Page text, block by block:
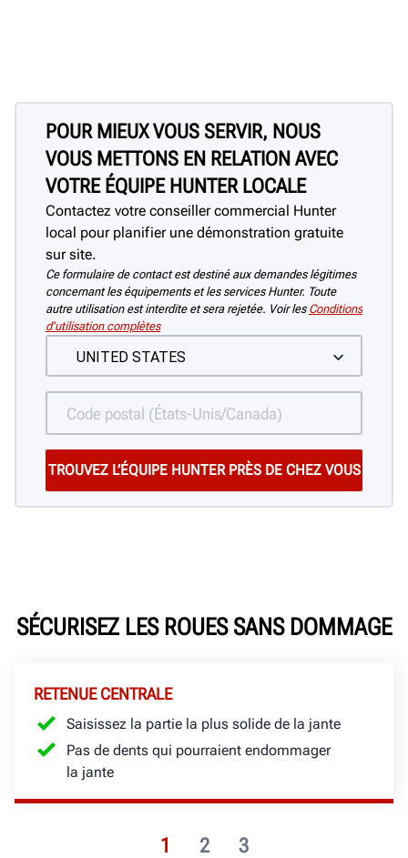
POUR MIEUX VOUS SERVIR, NOUS
VOUS METTONS EN RELATION AVEC
VOTRE ÉQUIPE HUNTER LOCALE
Contactez votre conseiller commercial Hunter
local pour planifier une démonstration gratuite
sur site.
Ce formulaire de contact est destiné aux demandes légitimes
concernant les équipements et les services Hunter. Toute
autre utilisation est interdite et sera rejetée. Voir les Conditions
d’utilisation complètes
SÉCURISEZ LES ROUES SANS DOMMAGE
1 2 3
RETENUE CENTRALE
Saisissez la partie la plus solide de la jante
Pas de dents qui pourraient endommager
la jante